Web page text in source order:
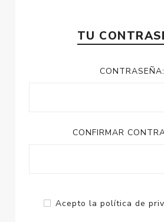
TU
CONTRASEÑA:
CONFIRMAR
Acepto la política de